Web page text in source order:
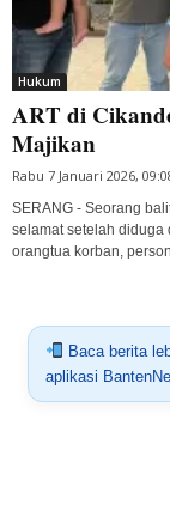
Hukum
ART di
Majikan
Rabu 7 Januari 2026,
SERANG - Seorang
selamat setelah diduga
orangtua korban,
Baca berita
aplikasi